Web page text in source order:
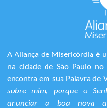
A Aliança de Misericórdia é
na cidade de São Paulo
encontra em sua Palavra de
sobre mim, porque o
anunciar a boa nova